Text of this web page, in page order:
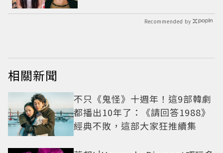
Recommended by
相關新聞
不只《鬼怪》十週年！這9部韓劇
都播出10年了：《請回答1988》
經典不敗，這部大家狂推續集